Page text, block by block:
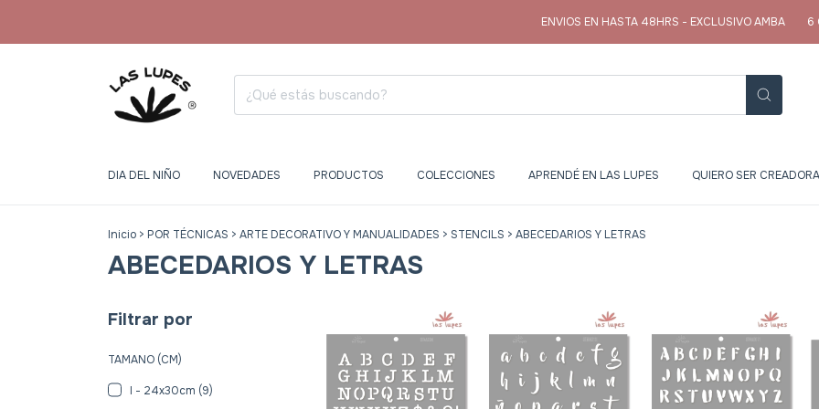
ENVIOS EN HASTA 48HRS - EXCLUSIVO AMBA 6
DIA DEL NIÑO NOVEDADES PRODUCTOS COLECCIONES APRENDÉ EN LAS LUPES QUIERO SER
Inicio > POR TÉCNICAS > ARTE DECORATIVO Y MANUALIDADES > STENCILS > ABECEDARIOS Y LETRAS
ABECEDARIOS Y LETRAS
Filtrar por
TAMANO (CM)
I - 24x30cm (9)